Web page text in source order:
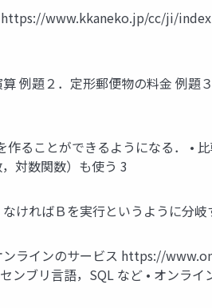
https://www.kkaneko.jp/cc/ji/
例題２．定形郵便物の料金 例題
ることができるようになる． •
対数関数）も使う 3
ければＢを実行というように分岐
ラインのサービス https://
ブリ言語，SQL など • オンラ